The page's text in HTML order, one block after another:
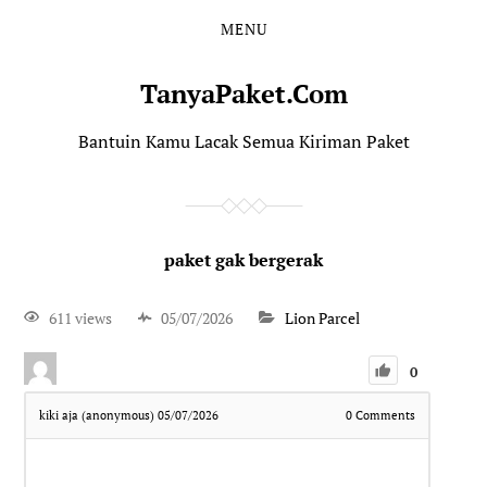
MENU
TanyaPaket.Com
Bantuin Kamu Lacak Semua Kiriman Paket
paket gak bergerak
611 views 05/07/2026 Lion Parcel
0
kiki aja (anonymous)05/07/2026 0Comments